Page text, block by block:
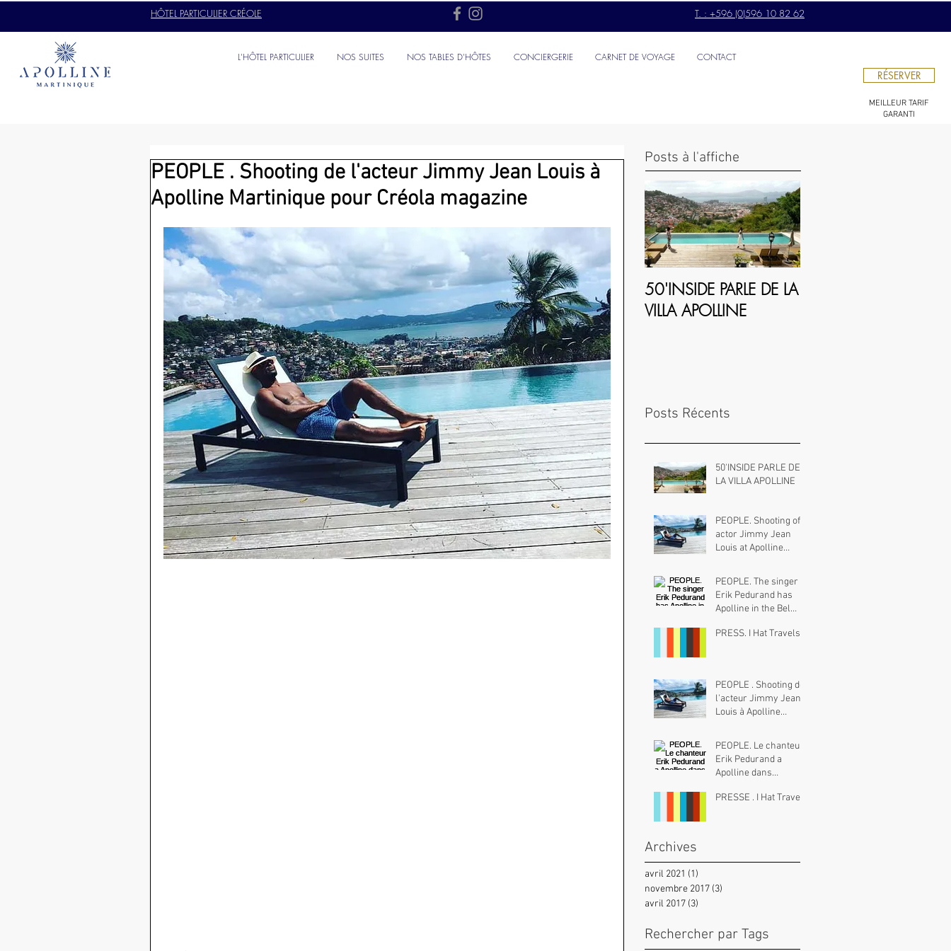
HÔTEL PARTICULIER CRÉOLE T. : +596 (0)596 10 82 62
L'HÔTEL PARTICULIER NOS SUITES NOS TABLES D'HÔTES CONCIERGERIE CARNET DE VOYAGE CONTACT
RÉSERVER
MEILLEUR TARIF
GARANTI
PEOPLE . Shooting de l'acteur Jimmy Jean Louis à
Apolline Martinique pour Créola magazine
Posts à l'affiche
50'INSIDE PARLE DE LA
VILLA APOLLINE
Posts Récents
50'INSIDE PARLE DE
LA VILLA APOLLINE
PEOPLE. Shooting of
actor Jimmy Jean
Louis at Apolline
magazine
PEOPLE. The singer
Erik Pedurand has
Apolline in the Bel
PRESS. I Hat Travels
PEOPLE . Shooting de
l'acteur Jimmy Jean
Louis à Apolline
Créola magazine
PEOPLE. Le chanteur
Erik Pedurand a
Apolline dans
PRESSE . I Hat Travels
Archives
avril 2021 (1)
novembre 2017 (3)
avril 2017 (3)
Rechercher par Tags